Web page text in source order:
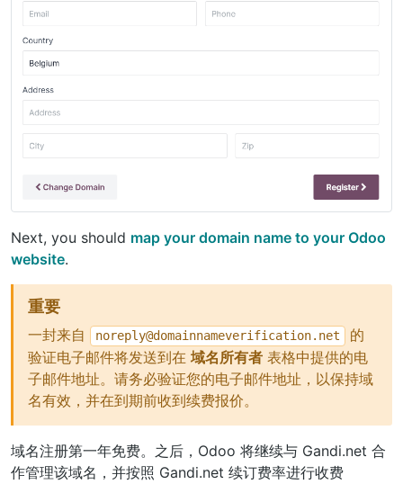
Next, you should map your domain name to your Odoo
website.
重要
一封来自 noreply@domainnameverification.net
的
验证电子邮件将发送到在 域名所有者 表格中提供的电
子邮件地址。请务必验证您的电子邮件地址，以保持域
名有效，并在到期前收到续费报价。
域名注册第一年免费。之后，Odoo 将继续与 Gandi.net 合
作管理该域名，并按照 Gandi.net 续订费率进行收费